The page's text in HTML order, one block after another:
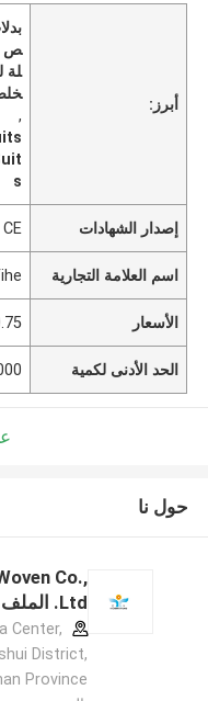
أبرز:
ص
لة
,
s
إصدار الشهادات CE
اسم العلامة التجارية
الأسعار
الحد الأدنى لكمية
حول نا
Co.,
Ltd. الملف الشركة المصنعة
Center,
District,
Province